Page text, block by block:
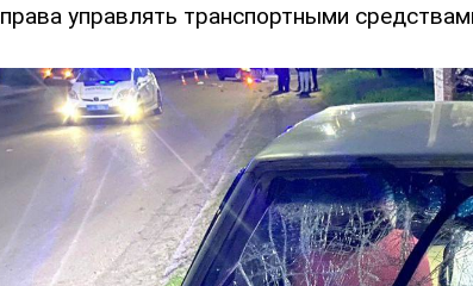
права управлять транспортными